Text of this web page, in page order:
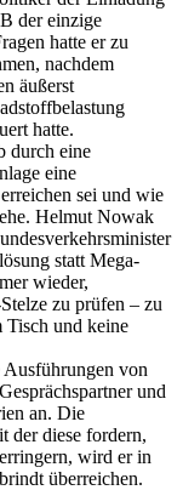
der einzige
hatte er zu
nachdem
äußerst
hatte.
durch eine
eine
sei und wie
Helmut Nowak
statt Mega-
wieder,
zu prüfen – zu
Tisch und keine
von
und
an. Die
der diese fordern,
wird er in
überreichen.